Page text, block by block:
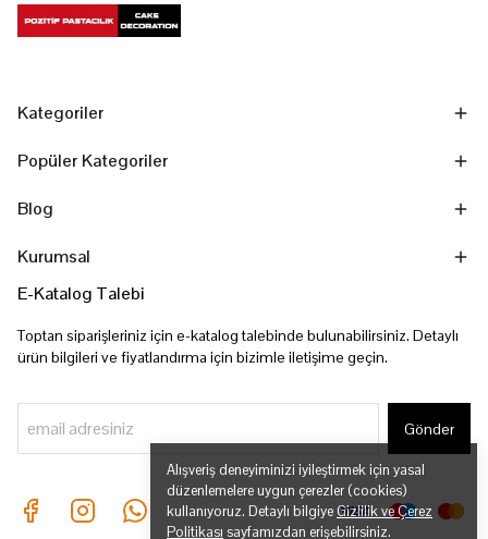
Alışveriş deneyiminizi iyileştirmek için yasal
düzenlemelere uygun çerezler (cookies)
kullanıyoruz. Detaylı bilgiye Gizlilik ve Çerez
Politikası sayfamızdan erişebilirsiniz.
Kategoriler
Popüler Kategoriler
Blog
Kurumsal
E-Katalog Talebi
Toptan siparişleriniz için e-katalog talebinde bulunabilirsiniz. Detaylı
ürün bilgileri ve fiyatlandırma için bizimle iletişime geçin.
Gönder